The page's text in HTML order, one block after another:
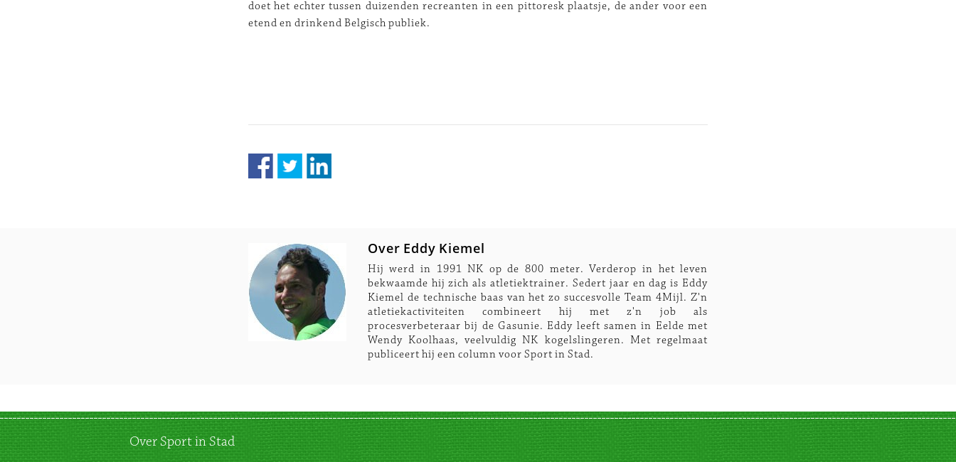
doet het echter tussen duizenden recreanten in een pittoresk plaatsje, de ander voor een
etend en drinkend Belgisch publiek.
Over Eddy Kiemel
Hij werd in 1991 NK op de 800 meter. Verderop in het leven
bekwaamde hij zich als atletiektrainer. Sedert jaar en dag is Eddy
Kiemel de technische baas van het zo succesvolle Team 4Mijl. Z'n
atletiekactiviteiten combineert hij met z'n job als
procesverbeteraar bij de Gasunie. Eddy leeft samen in Eelde met
Wendy Koolhaas, veelvuldig NK kogelslingeren. Met regelmaat
publiceert hij een column voor Sport in Stad.
Over Sport in Stad